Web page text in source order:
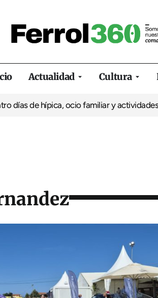
Actualidad Cultura
hípica, ocio familiar y actividades para